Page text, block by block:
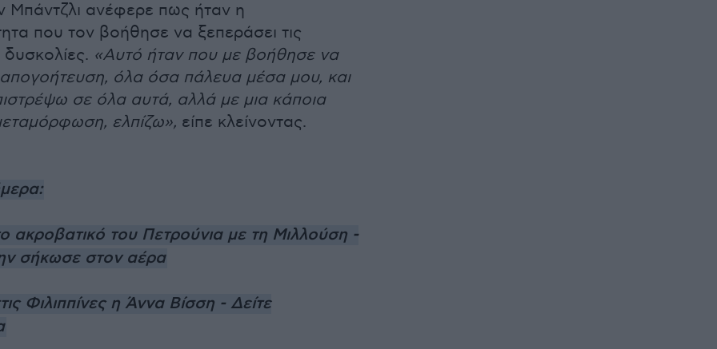
Μπάντζλι ανέφερε πως ήταν η
που τον βοήθησε να ξεπεράσει τις
«Αυτό ήταν που με βοήθησε να
όλα όσα πάλευα μέσα μου, και
σε όλα αυτά, αλλά με μια κάποια
ελπίζω», είπε κλείνοντας.
ακροβατικό του Πετρούνια με τη Μιλλούση -
σήκωσε στον αέρα
Φιλιππίνες η Άννα Βίσση - Δείτε